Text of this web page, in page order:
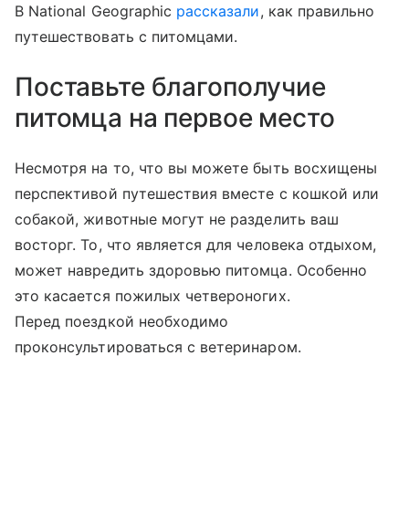
В National Geographic рассказали, как правильно
путешествовать с питомцами.
Поставьте благополучие
питомца на первое место
Несмотря на то, что вы можете быть восхищены
перспективой путешествия вместе с кошкой или
собакой, животные могут не разделить ваш
восторг. То, что является для человека отдыхом,
может навредить здоровью питомца. Особенно
это касается пожилых четвероногих.
Перед поездкой необходимо
проконсультироваться с ветеринаром.